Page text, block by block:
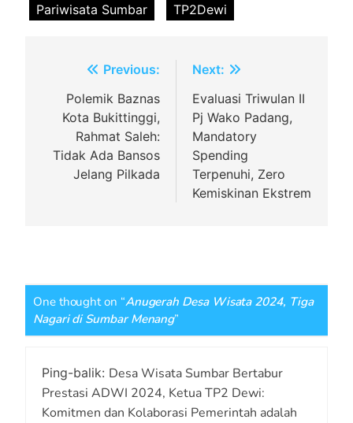
Pariwisata Sumbar
TP2Dewi
Navigasi
pos
Previous:
Polemik Baznas
Kota Bukittinggi,
Rahmat Saleh:
Tidak Ada Bansos
Jelang Pilkada
Next:
Evaluasi Triwulan II
Pj Wako Padang,
Mandatory
Spending
Terpenuhi, Zero
Kemiskinan Ekstrem
One thought on “Anugerah Desa Wisata 2024, Tiga
Nagari di Sumbar Menang”
Ping-balik: Desa Wisata Sumbar Bertabur
Prestasi ADWI 2024, Ketua TP2 Dewi:
Komitmen dan Kolaborasi Pemerintah adalah